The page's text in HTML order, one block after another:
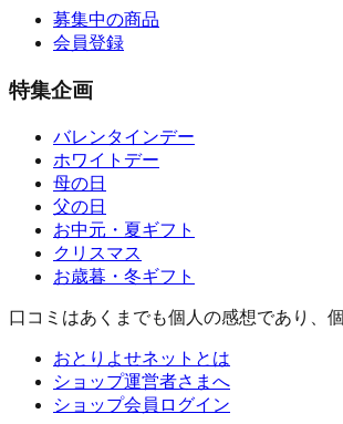
募集中の商品
会員登録
特集企画
バレンタインデー
ホワイトデー
母の日
父の日
お中元・夏ギフト
クリスマス
お歳暮・冬ギフト
口コミはあくまでも個人の感想であり、
おとりよせネットとは
ショップ運営者さまへ
ショップ会員ログイン